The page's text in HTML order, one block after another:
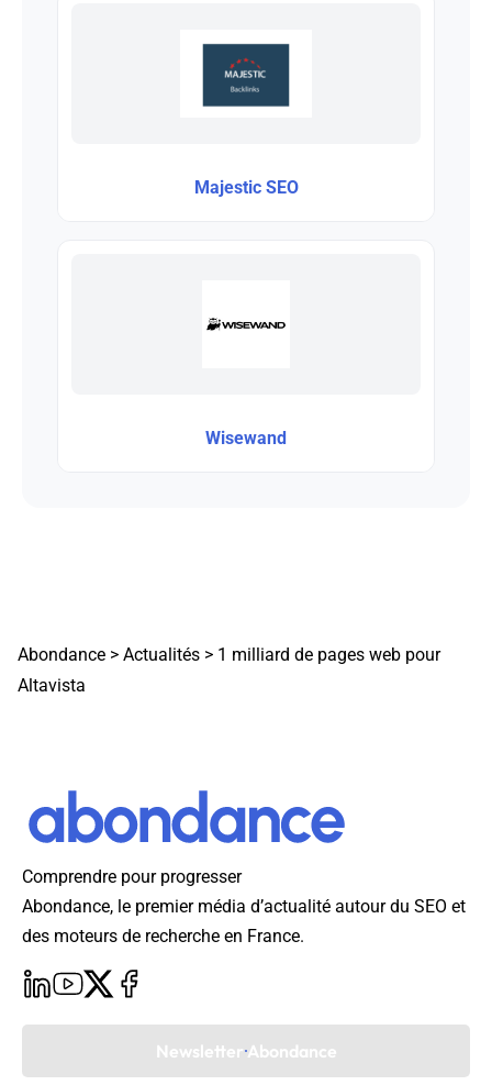
Majestic SEO
Wisewand
Abondance > Actualités > 1 milliard de pages web pour
Altavista
Comprendre pour progresser
Abondance, le premier média d’actualité autour du SEO et
des moteurs de recherche en France.
Newsletter Abondance